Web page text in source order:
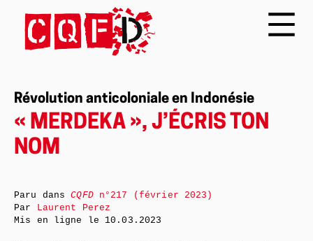
Révolution anticoloniale en Indonésie
« MERDEKA », J’ÉCRIS TON
NOM
Paru dansCQFDn°217 (février 2023)
Par Laurent Perez
Mis en ligne le 10.03.2023